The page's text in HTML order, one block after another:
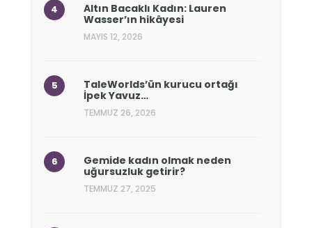
Altın Bacaklı Kadın: Lauren
Wasser’ın hikâyesi
MAYIS 12, 2026
TaleWorlds’ün kurucu ortağı
İpek Yavuz…
TEMMUZ 26, 2026
Gemide kadın olmak neden
uğursuzluk getirir?
TEMMUZ 27, 2025